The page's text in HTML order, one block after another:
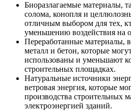
Биоразлагаемые материалы,
солома, конопля и
отличным выбором для тех,
уменьшению воздействия на
Переработанные материалы,
металл и бетон, которые
использованы и уменьшают
строительных площадках.
Натуральные источники
ветровая энергия, которые
производства строительных
электроэнергией зданий.